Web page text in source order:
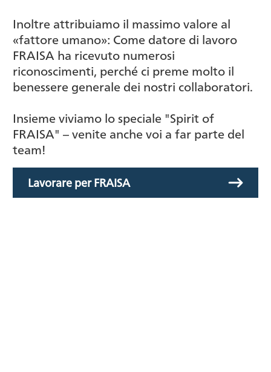
Inoltre attribuiamo il massimo valore al
«fattore umano»: Come datore di lavoro
FRAISA ha ricevuto numerosi
riconoscimenti, perché ci preme molto il
benessere generale dei nostri collaboratori.
Insieme viviamo lo speciale "Spirit of
FRAISA" – venite anche voi a far parte del
team!
Lavorare per FRAISA